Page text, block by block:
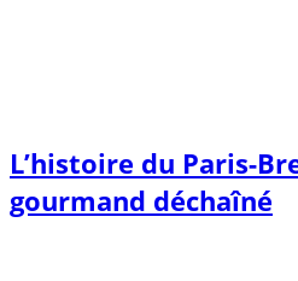
L’histoire du Paris-
gourmand déchaîné